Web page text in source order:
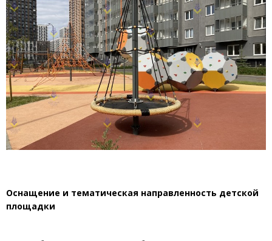
Оснащение и тематическая направленность детской
площадки